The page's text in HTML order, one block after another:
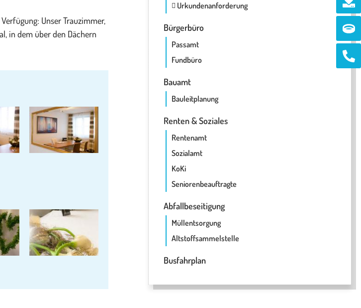
Unser Trauzimmer,
in dem über den Dächern
Urkundenanforderung
Bürgerbüro
Passamt
Fundbüro
Bauamt
Bauleitplanung
Renten & Soziales
Rentenamt
Sozialamt
KoKi
Seniorenbeauftragte
Abfallbeseitigung
Müllentsorgung
Altstoffsammelstelle
Busfahrplan
alt